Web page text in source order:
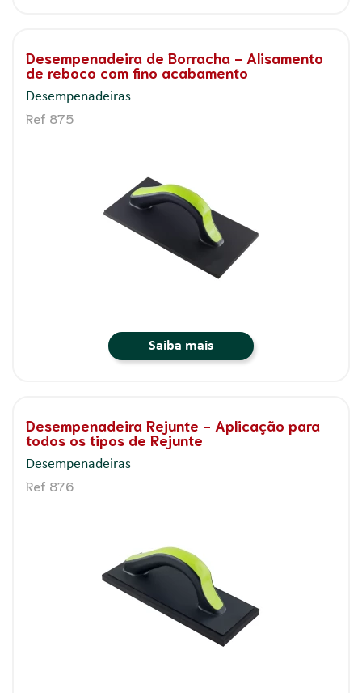
Desempenadeira de Borracha - Alisamento
de reboco com fino acabamento
Desempenadeiras
Ref 875
Saiba mais
Desempenadeira Rejunte - Aplicação para
todos os tipos de Rejunte
Desempenadeiras
Ref 876